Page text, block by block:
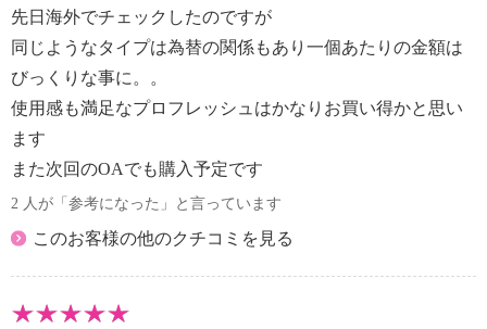
先日海外でチェックしたのですが
同じようなタイプは為替の関係もあり一個あたりの金額は
びっくりな事に。。
使用感も満足なプロフレッシュはかなりお買い得かと思い
ます
また次回のOAでも購入予定です
2 人が「参考になった」と言っています
このお客様の他のクチコミを見る